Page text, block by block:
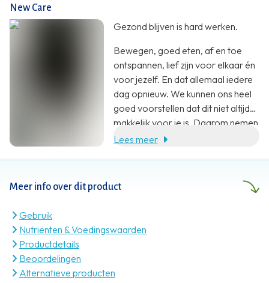
Meer info over dit product
Gebruik
Nutriënten & Voedingswaarden
Productdetails
Beoordelingen
Alternatieve producten
New Care
Gezond blijven is hard werken.
Bewegen, goed eten, af en toe
ontspannen, lief zijn voor elkaar én
voor jezelf. En dat allemaal iedere
dag opnieuw. We kunnen ons heel
goed voorstellen dat dit niet altijd
makkelijk voor je is. Daarom nemen
wij jou heel graag wat werk uit
Lees meer